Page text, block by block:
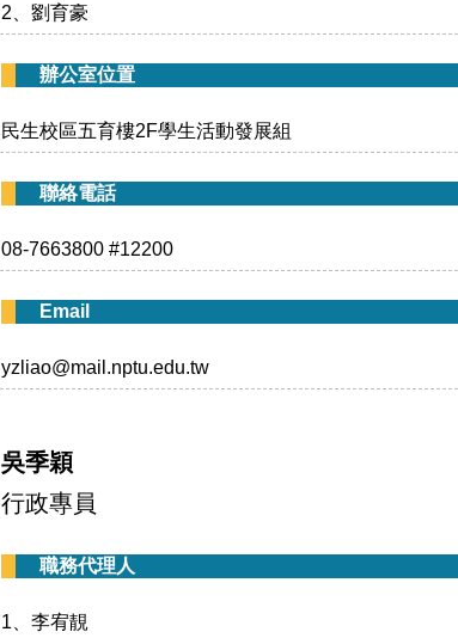
2、劉育豪
辦公室位置
民生校區五育樓2F學生活動發展組
聯絡電話
08-7663800 #12200
Email
yzliao@mail.nptu.edu.tw
吳季穎
行政專員
職務代理人
1、李宥靚